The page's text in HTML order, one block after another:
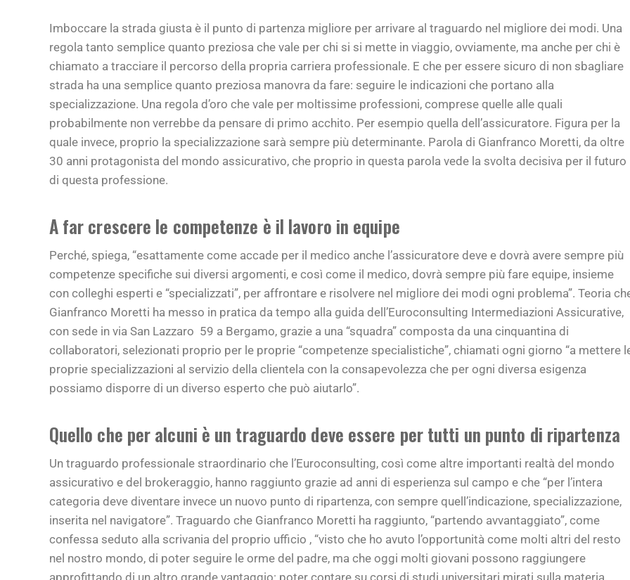
Imboccare la strada giusta è il punto di partenza migliore per arrivare al traguardo nel migliore dei modi. Una
regola tanto semplice quanto preziosa che vale per chi si si mette in viaggio, ovviamente, ma anche per chi è
chiamato a tracciare il percorso della propria carriera professionale. E che per essere sicuro di non sbagliare
strada ha una semplice quanto preziosa manovra da fare: seguire le indicazioni che portano alla
specializzazione. Una regola d’oro che vale per moltissime professioni, comprese quelle alle quali
probabilmente non verrebbe da pensare di primo acchito. Per esempio quella dell’assicuratore. Figura per la
quale invece, proprio la specializzazione sarà sempre più determinante. Parola di Gianfranco Moretti, da oltre
30 anni protagonista del mondo assicurativo, che proprio in questa parola vede la svolta decisiva per il futuro
di questa professione.
A far crescere le competenze è il lavoro in equipe
Perché, spiega, “esattamente come accade per il medico anche l’assicuratore deve e dovrà avere sempre più
competenze specifiche sui diversi argomenti, e così come il medico, dovrà sempre più fare equipe, insieme
con colleghi esperti e “specializzati”, per affrontare e risolvere nel migliore dei modi ogni problema”. Teoria
Gianfranco Moretti ha messo in pratica da tempo alla guida dell’Euroconsulting Intermediazioni Assicurative,
con sede in via San Lazzaro 59 a Bergamo, grazie a una “squadra” composta da una cinquantina di
collaboratori, selezionati proprio per le proprie “competenze specialistiche”, chiamati ogni giorno “a mettere
proprie specializzazioni al servizio della clientela con la consapevolezza che per ogni diversa esigenza
possiamo disporre di un diverso esperto che può aiutarlo”.
Quello che per alcuni è un traguardo deve essere per tutti un punto di ripartenza
Un traguardo professionale straordinario che l’Euroconsulting, così come altre importanti realtà del mondo
assicurativo e del brokeraggio, hanno raggiunto grazie ad anni di esperienza sul campo e che “per l’intera
categoria deve diventare invece un nuovo punto di ripartenza, con sempre quell’indicazione, specializzazione,
inserita nel navigatore”. Traguardo che Gianfranco Moretti ha raggiunto, “partendo avvantaggiato”, come
confessa seduto alla scrivania del proprio ufficio , “visto che ho avuto l’opportunità come molti altri del resto
nel nostro mondo, di poter seguire le orme del padre, ma che oggi molti giovani possono raggiungere
approfittando di un altro grande vantaggio: poter contare su corsi di studi universitari mirati sulla materia,